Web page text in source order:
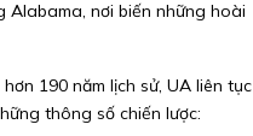
Alabama, nơi biến những hoài
190 năm lịch sử, UA liên tục
thông số chiến lược: